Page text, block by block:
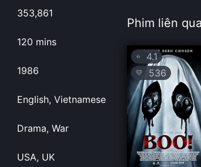
353,861
120 mins
1986
English, Vietnamese
Drama, War
USA, UK
Phim liên
⭐ 4.1
💛 536